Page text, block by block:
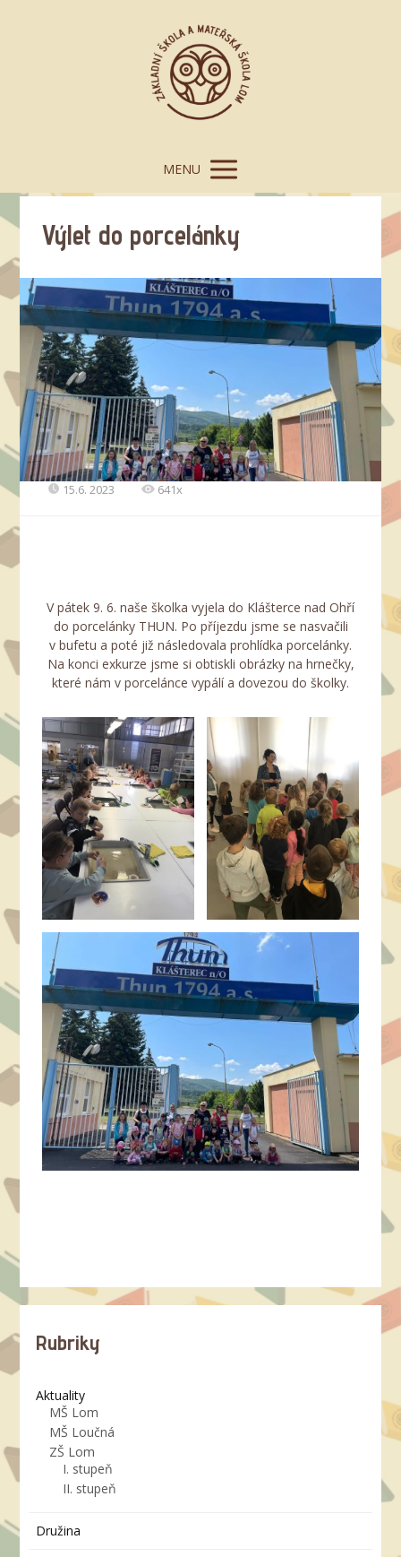
MENU
Výlet do porcelánky
15.6. 2023 641x
V pátek 9. 6. naše školka vyjela do Klášterce nad Ohří
do porcelánky THUN. Po příjezdu jsme se nasvačili
v bufetu a poté již následovala prohlídka porcelánky.
Na konci exkurze jsme si obtiskli obrázky na hrnečky,
které nám v porcelánce vypálí a dovezou do školky.
Rubriky
Aktuality
MŠ Lom
MŠ Loučná
ZŠ Lom
I. stupeň
II. stupeň
Družina